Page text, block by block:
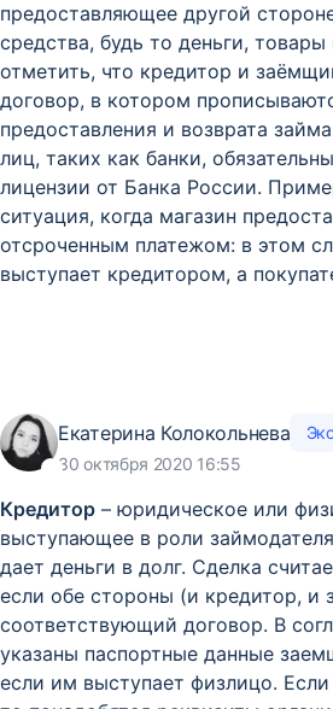
предоставляющее другой
средства, будь то деньги,
отметить, что кредитор и
договор, в котором
предоставления и возврата
лиц, таких как банки,
лицензии от Банка России.
ситуация, когда магазин
отсроченным платежом: в этом
выступает кредитором, а
Екатерина Колокольнева
30 октября 2020 16:55
Кредитор – юридическое или
выступающее в роли
дает деньги в долг. Сделка
если обе стороны (и кредитор, и
соответствующий договор. В
указаны паспортные данные
если им выступает физлицо.